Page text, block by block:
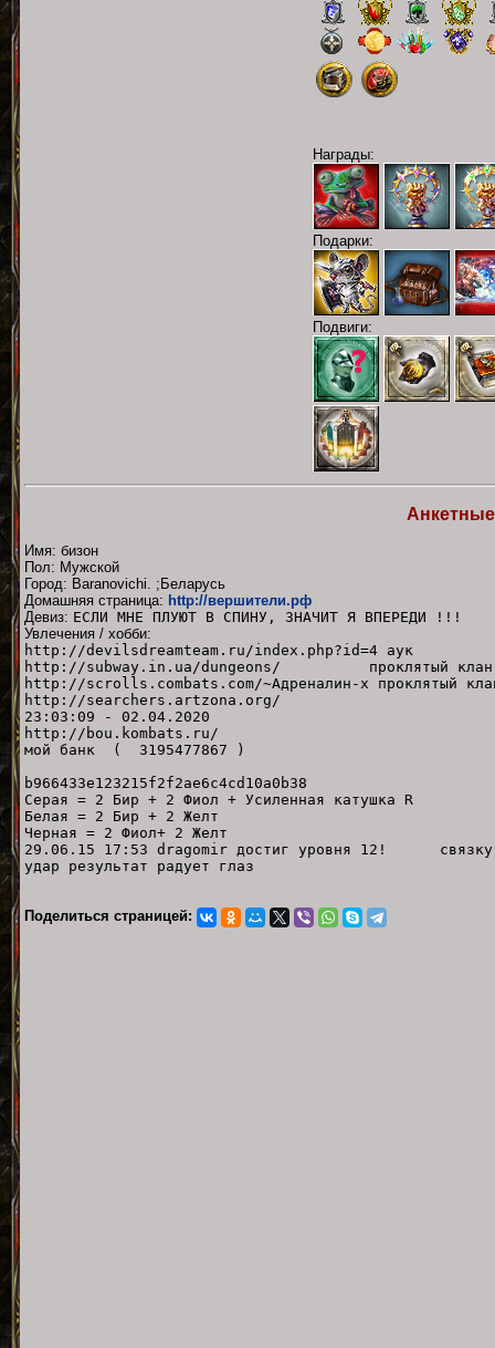
Награды:
Подарки:
Подвиги:
Имя: бизон
Пол: Мужской
Город: Baranovichi. ;Беларусь
Домашняя страница: http://вершители.рф
Девиз: ЕСЛИ МНЕ ПЛУЮТ В СПИНУ, ЗНАЧИТ Я ВПЕРЕДИ !!!
Увлечения / хобби:
http://devilsdreamteam.ru/index.php?id=4 аук
http://subway.in.ua/dungeons/ проклятый клан
http://scrolls.combats.com/~Адреналин-х проклятый
http://searchers.artzona.org/
23:03:09 - 02.04.2020
http://bou.kombats.ru/
мой банк ( 3195477867 )
b966433e123215f2f2ae6c4cd10a0b38
Серая = 2 Бир + 2 Фиол + Усиленная катушка R
Белая = 2 Бир + 2 Желт
Черная = 2 Фиол+ 2 Желт
29.06.15 17:53 dragomir достиг уровня 12! связку
удар результат радует глаз
Поделиться страницей: